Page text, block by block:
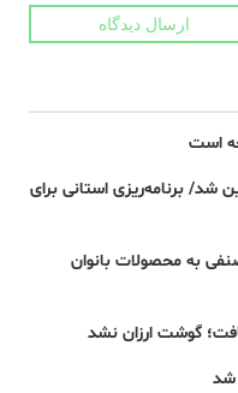
ارسال دیدگاه
است
شد/ برنامه‌ریزی استانی برای
به محصولات بانوان
شد